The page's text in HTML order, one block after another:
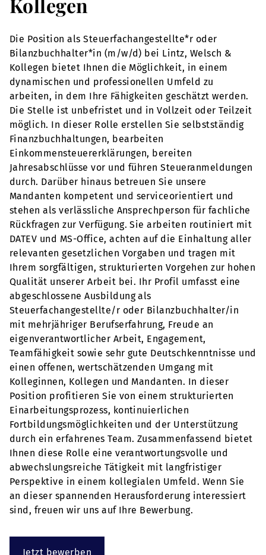
Die Position als Steuerfachangestellte*r oder
Bilanzbuchhalter*in (m/w/d) bei Lintz, Welsch &
Kollegen bietet Ihnen die Möglichkeit, in einem
dynamischen und professionellen Umfeld zu
arbeiten, in dem Ihre Fähigkeiten geschätzt werden.
Die Stelle ist unbefristet und in Vollzeit oder Teilzeit
möglich. In dieser Rolle erstellen Sie selbstständig
Finanzbuchhaltungen, bearbeiten
Einkommensteuererklärungen, bereiten
Jahresabschlüsse vor und führen Steueranmeldungen
durch. Darüber hinaus betreuen Sie unsere
Mandanten kompetent und serviceorientiert und
stehen als verlässliche Ansprechperson für fachliche
Rückfragen zur Verfügung. Sie arbeiten routiniert mit
DATEV und MS-Office, achten auf die Einhaltung aller
relevanten gesetzlichen Vorgaben und tragen mit
Ihrem sorgfältigen, strukturierten Vorgehen zur hohen
Qualität unserer Arbeit bei. Ihr Profil umfasst eine
abgeschlossene Ausbildung als
Steuerfachangestellte/r oder Bilanzbuchhalter/in
mit mehrjähriger Berufserfahrung, Freude an
eigenverantwortlicher Arbeit, Engagement,
Teamfähigkeit sowie sehr gute Deutschkenntnisse und
einen offenen, wertschätzenden Umgang mit
Kolleginnen, Kollegen und Mandanten. In dieser
Position profitieren Sie von einem strukturierten
Einarbeitungsprozess, kontinuierlichen
Fortbildungsmöglichkeiten und der Unterstützung
durch ein erfahrenes Team. Zusammenfassend bietet
Ihnen diese Rolle eine verantwortungsvolle und
abwechslungsreiche Tätigkeit mit langfristiger
Perspektive in einem kollegialen Umfeld. Wenn Sie
an dieser spannenden Herausforderung interessiert
sind, freuen wir uns auf Ihre Bewerbung.
Jetzt bewerben